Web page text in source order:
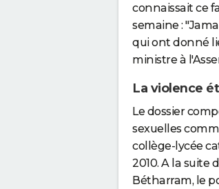
connaissait ce
semaine :
qui ont donné
ministre à
La violence
Le dossier
sexuelles
collège-lycée
2010. A la suite
Bétharram, le